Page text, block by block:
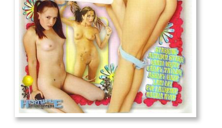
And Confused #8 - ...